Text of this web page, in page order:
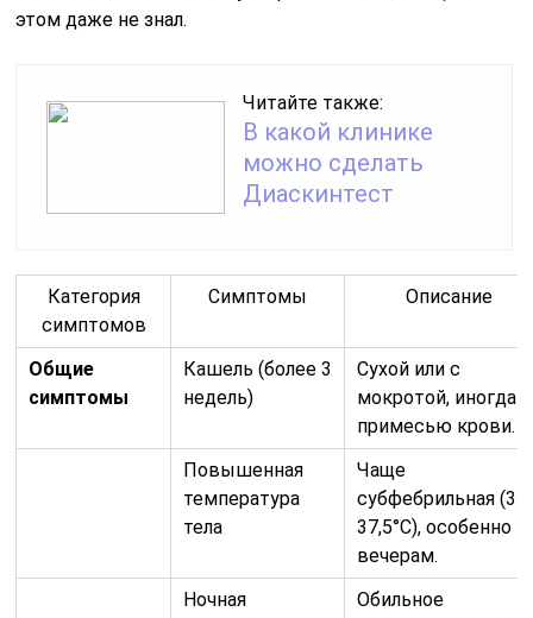
Общие
Повышенная
температура
Чаще
субфебрильная
37,5°C), особенно
вечерам.
потливость
потоотделение во
время сна.
Общая слабость
и утомляемость
Постоянное
чувство усталости,
снижение
Снижение
аппетита и
потеря веса
Необъяснимая
потеря массы тела.
Одышка
Затрудненное
дыхание, особенно